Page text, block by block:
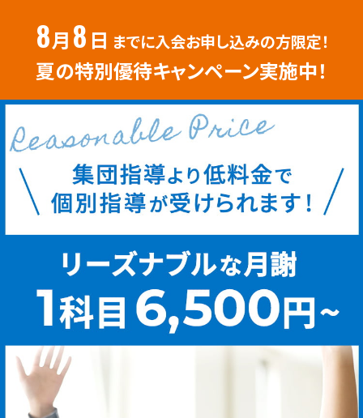
8月 8 日 までに入会お申し込みの方限定！
夏の特別優待キャンペーン実施中！